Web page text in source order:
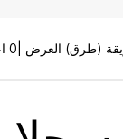
0 اعتقد أشخاص أن هذا كان مفيدًا